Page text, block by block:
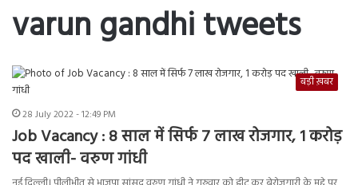
varun gandhi tweets
बड़ी ख़बर
28 July 2022 - 12:49 PM
Job Vacancy : 8 साल में सिर्फ 7 लाख रोजगार, 1 करोड़
पद खाली- वरुण गांधी